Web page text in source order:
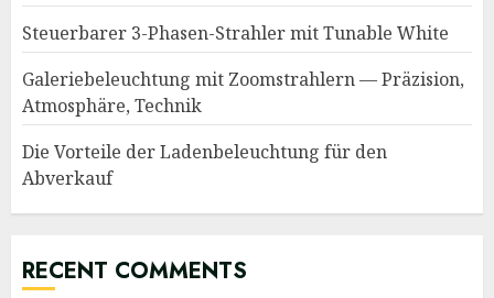
Steuerbarer 3-Phasen-Strahler mit Tunable White
Galeriebeleuchtung mit Zoomstrahlern — Präzision,
Atmosphäre, Technik
Die Vorteile der Ladenbeleuchtung für den
Abverkauf
RECENT COMMENTS